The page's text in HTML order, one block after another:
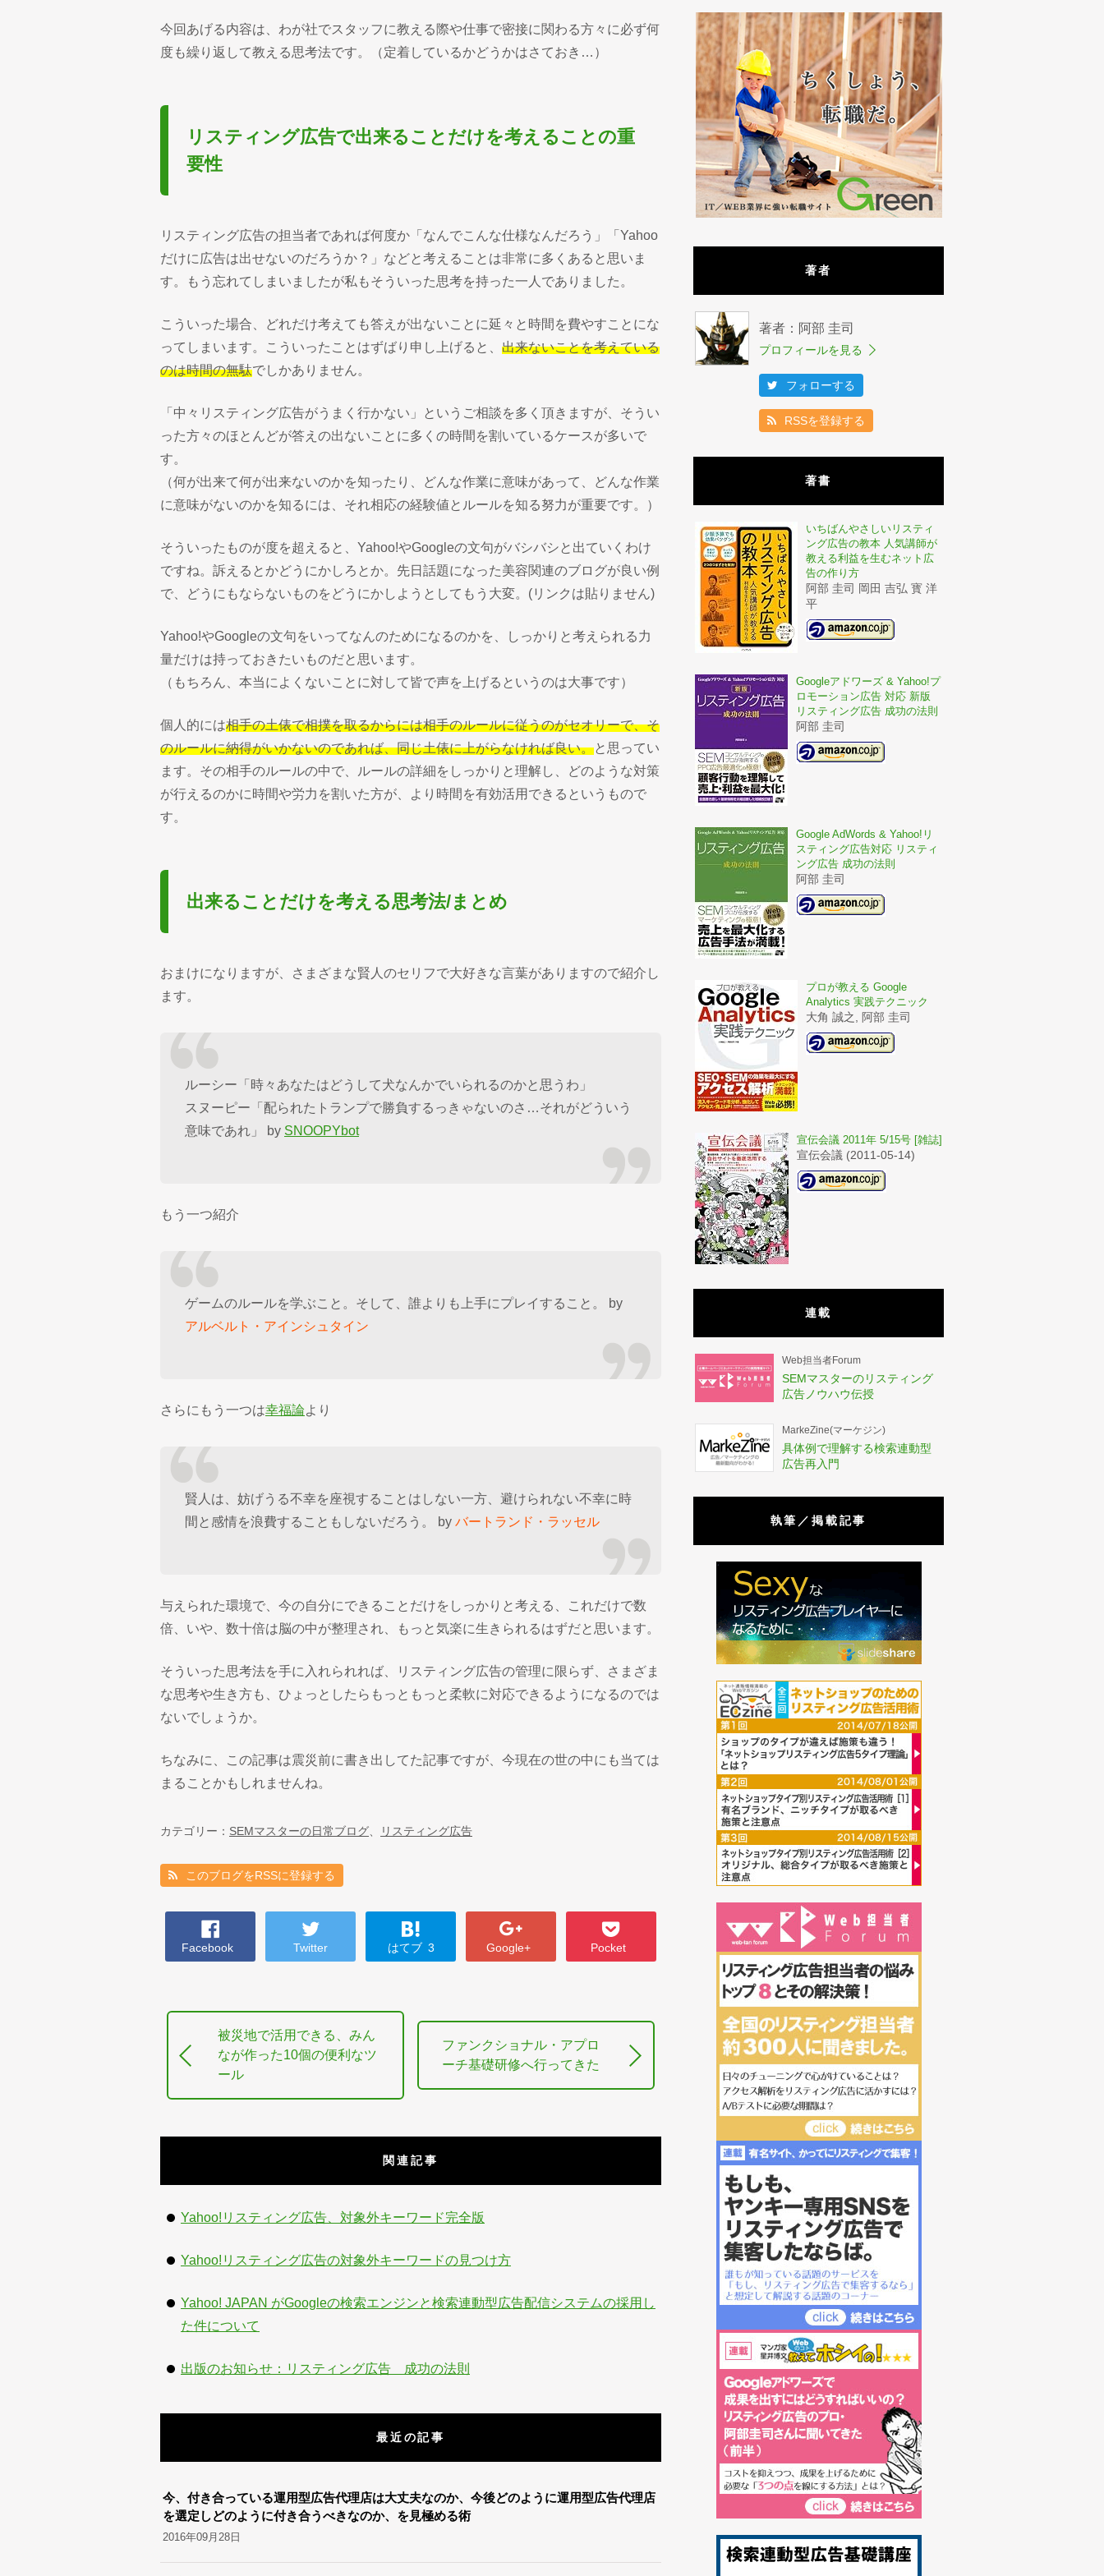
今回あげる内容は、わが社でスタッフに教える際や仕事で密接に関わる方々に必ず何
度も繰り返して教える思考法です。（定着しているかどうかはさておき…）
リスティング広告で出来ることだけを考えることの重
要性
リスティング広告の担当者であれば何度か「なんでこんな仕様なんだろう」「Yahoo
だけに広告は出せないのだろうか？」などと考えることは非常に多くあると思いま
す。もう忘れてしまいましたが私もそういった思考を持った一人でありました。
こういった場合、どれだけ考えても答えが出ないことに延々と時間を費やすことにな
ってしまいます。こういったことはずばり申し上げると、 出来ないことを考えている
のは時間の無駄でしかありません。
「中々リスティング広告がうまく行かない」というご相談を多く頂きますが、そうい
った方々のほとんどが答えの出ないことに多くの時間を割いているケースが多いで
す。
（何が出来て何が出来ないのかを知ったり、どんな作業に意味があって、どんな作業
に意味がないのかを知るには、それ相応の経験値とルールを知る努力が重要です。）
そういったものが度を超えると、Yahoo!やGoogleの文句がバシバシと出ていくわけ
ですね。訴えるとかどうにかしろとか。先日話題になった美容関連のブログが良い例
で、どうにもならないものをどうにかしようとしてもう大変。(リンクは貼りません)
Yahoo!やGoogleの文句をいってなんのためになるのかを、しっかりと考えられる力
量だけは持っておきたいものだと思います。
（もちろん、本当によくないことに対して皆で声を上げるというのは大事です）
個人的には相手の土俵で相撲を取るからには相手のルールに従うのがセオリーで、そ
のルールに納得がいかないのであれば、同じ土俵に上がらなければ良い。と思ってい
ます。その相手のルールの中で、ルールの詳細をしっかりと理解し、どのような対策
が行えるのかに時間や労力を割いた方が、より時間を有効活用できるというもので
す。
出来ることだけを考える思考法/まとめ
おまけになりますが、さまざまな賢人のセリフで大好きな言葉がありますので紹介し
ます。
ルーシー「時々あなたはどうして犬なんかでいられるのかと思うわ」
スヌーピー「配られたトランプで勝負するっきゃないのさ…それがどういう
意味であれ」 by SNOOPYbot
もう一つ紹介
ゲームのルールを学ぶこと。そして、誰よりも上手にプレイすること。 by
アルベルト・アインシュタイン
さらにもう一つは幸福論より
賢人は、妨げうる不幸を座視することはしない一方、避けられない不幸に時
間と感情を浪費することもしないだろう。 by バートランド・ラッセル
与えられた環境で、今の自分にできることだけをしっかりと考える、これだけで数
倍、いや、数十倍は脳の中が整理され、もっと気楽に生きられるはずだと思います。
そういった思考法を手に入れられれば、リスティング広告の管理に限らず、さまざま
な思考や生き方も、ひょっとしたらもっともっと柔軟に対応できるようになるのでは
ないでしょうか。
ちなみに、この記事は震災前に書き出してた記事ですが、今現在の世の中にも当ては
まることかもしれませんね。
カテゴリー： SEMマスターの日常ブログ リスティング広告
このブログをRSSに登録する
Facebook Twitter はてブ 3 Google+ Pocket
被災地で活用できる、みん
なが作った10個の便利なツ
ール
ファンクショナル・アプロ
ーチ基礎研修へ行ってきた
関連記事
Yahoo!リスティング広告、対象外キーワード完全版
Yahoo!リスティング広告の対象外キーワードの見つけ方
Yahoo! JAPAN がGoogleの検索エンジンと検索連動型広告配信システムの採用し
た件について
出版のお知らせ：リスティング広告 成功の法則
最近の記事
今、付き合っている運用型広告代理店は大丈夫なのか、今後どのように運用型広告代理店
を選定しどのように付き合うべきなのか、を見極める術
2016年09月28日
著者
著者：阿部 圭司
プロフィールを見る
フォローする
RSSを登録する
著書
いちばんやさしいリスティ
ング広告の教本 人気講師が
教える利益を生むネット広
告の作り方
阿部 圭司 岡田 吉弘 寳 洋
平
Googleアドワーズ & Yahoo!プ
ロモーション広告 対応 新版
リスティング広告 成功の法則
阿部 圭司
Google AdWords & Yahoo!リ
スティング広告対応 リスティ
ング広告 成功の法則
阿部 圭司
プロが教える Google
Analytics 実践テクニック
大角 誠之, 阿部 圭司
宣伝会議 2011年 5/15号 [雑誌]
宣伝会議 (2011-05-14)
連載
Web担当者Forum
SEMマスターのリスティング
広告ノウハウ伝授
MarkeZine(マーケジン)
具体例で理解する検索連動型
広告再入門
執筆／掲載記事